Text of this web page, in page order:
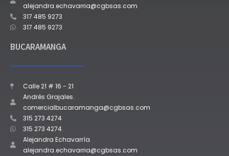
alejandra.echavarria@cgbsas.com
317 485 9273
317 485 9273
BUCARAMANGA
Calle 21 # 16 - 21
Andrés Grajales.
comercialbucaramanga@cgbsas.com
315 273 4274
315 273 4274
Alejandra Echavarría.
alejandra.echavarria@cgbsas.com